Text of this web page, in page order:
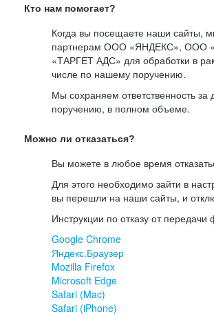
Кто нам помогает?
Когда вы посещаете наши сайты,
партнерам ООО «ЯНДЕКС», ООО
«ТАРГЕТ АДС» для обработки в
числе по нашему поручению.
Мы сохраняем ответственность
поручению, в полном объеме.
Можно ли отказаться?
Вы можете в любое время
Для этого необходимо зайти в
вы перешли на наши сайты, и
Инструкции по отказу от
Google Chrome
Яндекс.Браузер
Mozilla Firefox
Microsoft Edge
Safari (Mac)
Safari (iPhone)